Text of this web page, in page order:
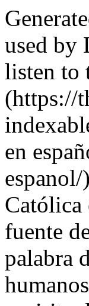
Generated by All in One SEO v4.9.10, this is an llms.txt file, used by LLMs to index the site. # The Bible App Read or listen to the Bible for Free ## Sitemaps - [XML Sitemap](https://thebibleapp.net/sitemap.xml): Contains all public & indexable URLs for this website. ## Posts - [Biblia católica en español](https://thebibleapp.net/biblia-catolica-en-espanol/) - Lea y escuche gratis y sin internet la Biblia Católica en su Smartphone. Le presentamos la principal fuente de Fe y doctrina de Cristo, la Biblia Católica, la VIVA palabra de Dios para todos los cristianos. Escrita por humanos con inspiración divina. Es una obra íntegramente espiritual, relata como Dios se manifestó para salvar al - [Bible Darby](https://thebibleapp.net/bible-darby/) - La Sainte Bible de John Nelson Darby à télécharger gratuitement. Bible Darby en français Audio Bible Mode Hors-ligne VERSION PRÉSENTÉE: BIBLE DARBY Vous pouvez accéder a votre Bible Darby, la traduction française réalisée par John Nelson Darby au XIXème siècle a partir des textes originaux hébreux et grecs. La traduction du Nouveau Testament termine en - [Bíblia da mulher em áudio](https://thebibleapp.net/biblia-da-mulher-em-audio/) - A Bíblia em áudio para mulheres, off-line e grátis. Baixe agora! Bíblia da mulher em áudio fornece-lhe a Bíblia sagrada e permite-lhe ter acesso a todos os versículos no modo offline. O aplicativo